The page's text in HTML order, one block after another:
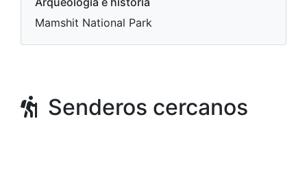
Mamshit National Park
Senderos cercanos